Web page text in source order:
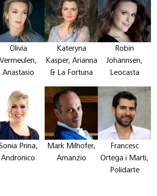
Olivia
Vermeulen,
Anastasio
Kateryna
Kasper, Arianna
& La Fortuna
Robin
Johannsen,
Leocasta
Prina,
Andronico
Mark Milhofer,
Amanzio
Francesc
Ortega i Marti,
Polidarte